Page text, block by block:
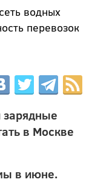
водных
перевозок
в Москве
в июне.